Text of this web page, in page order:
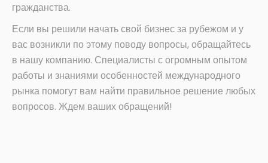
гражданства.
Если вы решили начать свой бизнес за рубежом и у
вас возникли по этому поводу вопросы, обращайтесь
в нашу компанию. Специалисты с огромным опытом
работы и знаниями особенностей международного
рынка помогут вам найти правильное решение любых
вопросов. Ждем ваших обращений!